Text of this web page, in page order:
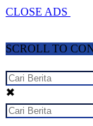
CLOSE ADS
SCROLL TO
✖